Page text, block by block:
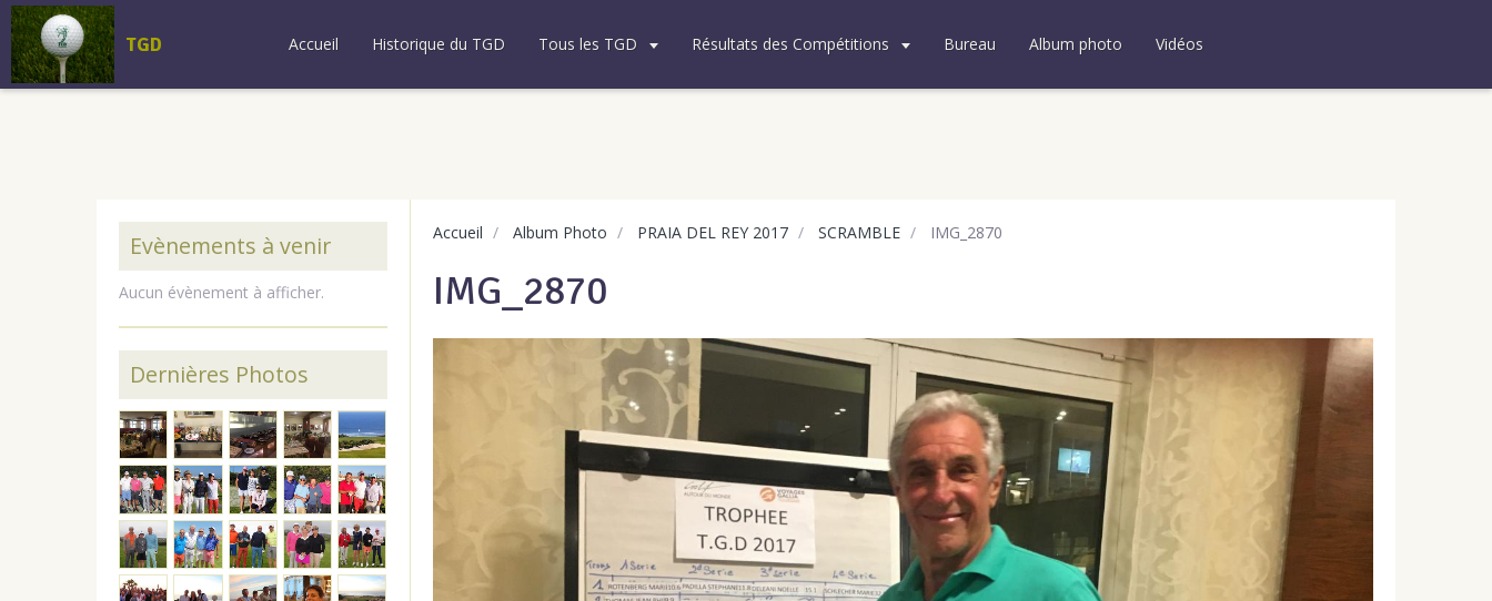
TGD Accueil Historique du TGD Tous les TGD Résultats des Compétitions Bureau Album photo Vidéos
Accueil Album Photo PRAIA DEL REY 2017 SCRAMBLE IMG_2870
IMG_2870
Evènements à venir
Aucun évènement à afficher.
Dernières Photos